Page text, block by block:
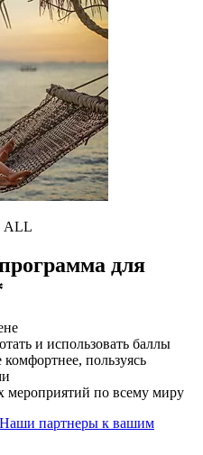
для
и использовать баллы
пользуясь
мероприятий по всему миру
Наши партнеры к вашим